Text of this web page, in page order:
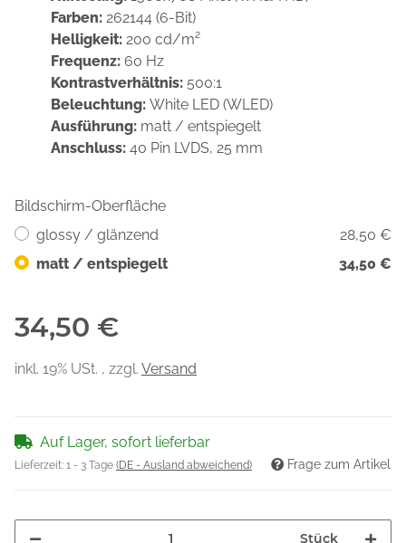
Farben: 262144 (6-Bit)
Helligkeit: 200 cd/m²
Frequenz: 60 Hz
Kontrastverhältnis: 500:1
Beleuchtung: White LED (WLED)
Ausführung: matt / entspiegelt
Anschluss: 40 Pin LVDS, 25 mm
Bildschirm-Oberfläche
glossy / glänzend
28,50 €
matt / entspiegelt
34,50 €
34,50 €
inkl. 19% USt. , zzgl. Versand
Auf Lager, sofort lieferbar
Lieferzeit: 1 - 3 Tage (DE - Ausland abweichend) Frage zum Artikel
Stück